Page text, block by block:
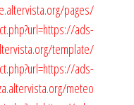
pages/
ads-
template/
ads-
meteo